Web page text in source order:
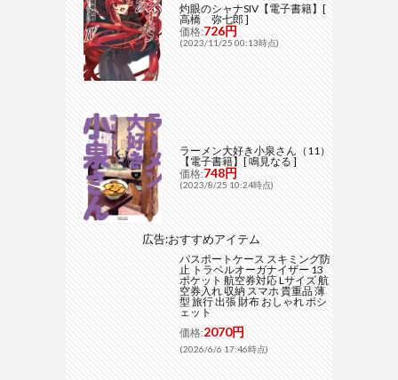
灼眼のシャナSIV【電子書籍】[
高橋 弥七郎 ]
価格:726円
(2023/11/25 00:13時点)
ラーメン大好き小泉さん（11）
【電子書籍】[ 鳴見なる ]
価格:748円
(2023/8/25 10:24時点)
広告:おすすめアイテム
パスポートケース スキミング防
止 トラベルオーガナイザー 13
ポケット 航空券対応 Lサイズ 航
空券入れ 収納 スマホ 貴重品 薄
型 旅行 出張 財布 おしゃれ ポシ
ェット
価格:2070円
(2026/6/6 17:46時点)